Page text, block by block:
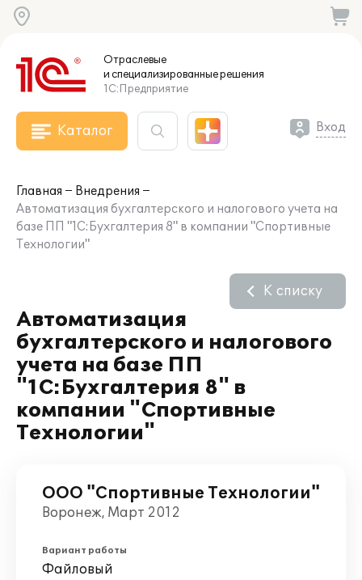
Отраслевые
и специализированныерешения
1С:Предприятие
Каталог Вход
Главная
Внедрения
Автоматизация бухгалтерского и налогового учета на
базе ПП "1С:Бухгалтерия 8" в компании "Спортивные
Технологии"
Автоматизация
бухгалтерского и налогового
учета на базе ПП
"1С:Бухгалтерия 8" в
компании "Спортивные
Технологии"
К списку
ООО "Спортивные Технологии"
Воронеж, Март 2012
Вариант работы
Файловый